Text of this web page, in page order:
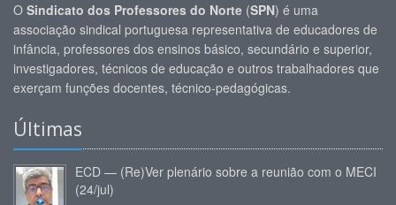
O Sindicato dos Professores do Norte (SPN) é uma
associação sindical portuguesa representativa de educadores de
infância, professores dos ensinos básico, secundário e superior,
investigadores, técnicos de educação e outros trabalhadores que
exerçam funções docentes, técnico-pedagógicas.
Últimas
ECD — (Re)Ver plenário sobre a reunião com o MECI
(24/jul)